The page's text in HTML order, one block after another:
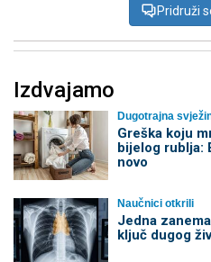
Pridruži
Izdvajamo
Dugotrajna
Greška koju
bijelog rublja:
novo
Naučnici otkrili
Jedna
ključ dugog